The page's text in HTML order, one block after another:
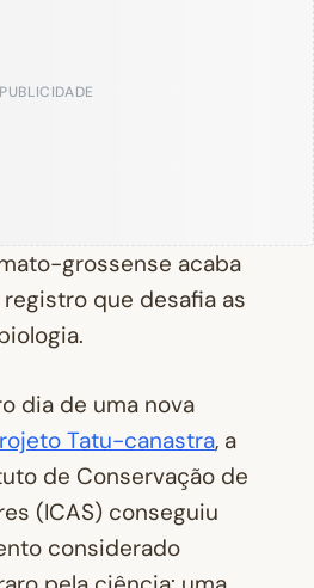
PUBLICIDADE
grossense acaba
que desafia as
dia de uma nova
Tatu-canastra, a
de Conservação de
(ICAS) conseguiu
considerado